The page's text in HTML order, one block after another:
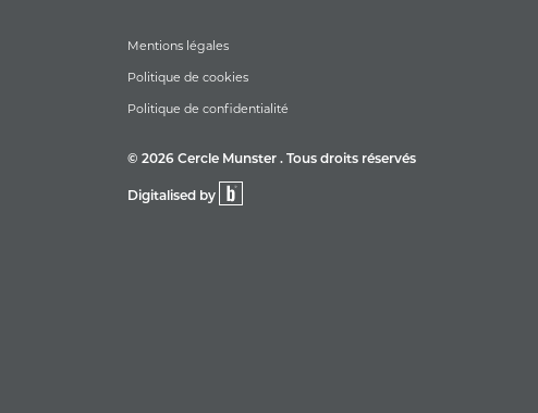
Mentions légales
Politique de cookies
Politique de confidentialité
© 2026 Cercle Munster . Tous droits réservés
Digitalised by